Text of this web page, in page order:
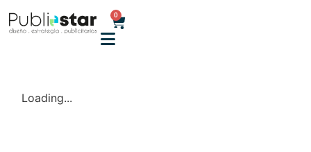
0
Loading...